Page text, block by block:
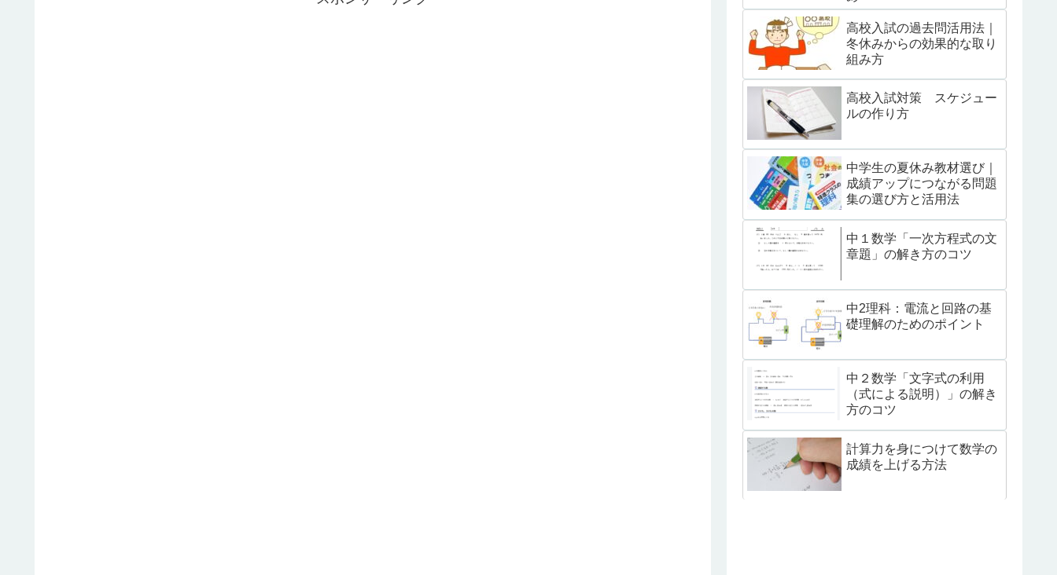
高校入試の過去問活用法｜
冬休みからの効果的な取り
組み方
高校入試対策 スケジュー
ルの作り方
中学生の夏休み教材選び｜
成績アップにつながる問題
集の選び方と活用法
中１数学「一次方程式の文
章題」の解き方のコツ
中2理科：電流と回路の基
礎理解のためのポイント
中２数学「文字式の利用
（式による説明）」の解き
方のコツ
計算力を身につけて数学の
成績を上げる方法